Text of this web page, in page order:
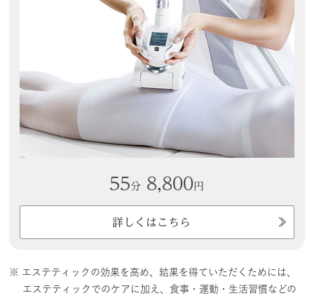
55分 8,800 円
詳しくはこちら
※ エステティックの効果を高め、結果を得ていただくためには、
エステティックでのケアに加え、食事・運動・生活習慣などの